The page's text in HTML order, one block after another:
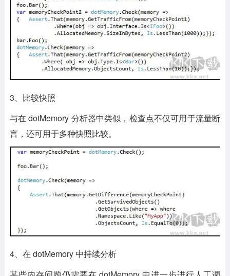
3、比较快照
与在 dotMemory 分析器中类似，检查点不仅可用于流量断
言，还可用于多种快照比较。
4、在 dotMemory 中持续分析